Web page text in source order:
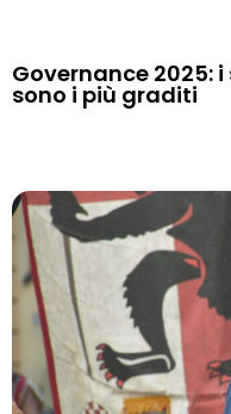
Governance 2025:
sono i più graditi